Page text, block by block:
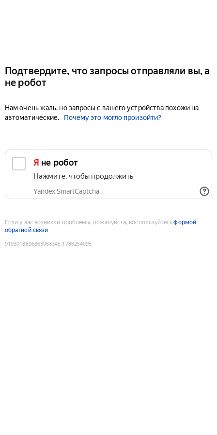
Подтвердите, что запросы отправляли вы, а
не робот
Нам очень жаль, но запросы с вашего устройства похожи на
автоматические.
Почему это могло произойти?
Я не робот
Нажмите, чтобы продолжить
Yandex SmartCaptcha
Если у вас возникли проблемы, пожалуйста, воспользуйтесьформой
обратной связи
9193018696863068345:1786254095